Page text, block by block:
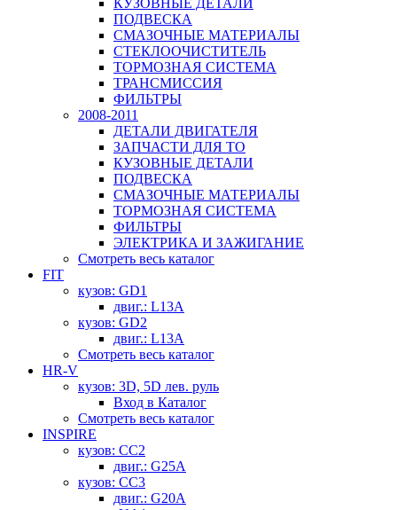
КУЗОВНЫЕ ДЕТАЛИ
ПОДВЕСКА
СМАЗОЧНЫЕ МАТЕРИАЛЫ
СТЕКЛООЧИСТИТЕЛЬ
ТОРМОЗНАЯ СИСТЕМА
ТРАНСМИССИЯ
ФИЛЬТРЫ
2008-2011
ДЕТАЛИ ДВИГАТЕЛЯ
ЗАПЧАСТИ ДЛЯ ТО
КУЗОВНЫЕ ДЕТАЛИ
ПОДВЕСКА
СМАЗОЧНЫЕ МАТЕРИАЛЫ
ТОРМОЗНАЯ СИСТЕМА
ФИЛЬТРЫ
ЭЛЕКТРИКА И ЗАЖИГАНИЕ
Смотреть весь каталог
FIT
кузов: GD1
двиг.: L13A
кузов: GD2
двиг.: L13A
Смотреть весь каталог
HR-V
кузов: 3D, 5D лев. руль
Вход в Каталог
Смотреть весь каталог
INSPIRE
кузов: CC2
двиг.: G25A
кузов: CC3
двиг.: G20A